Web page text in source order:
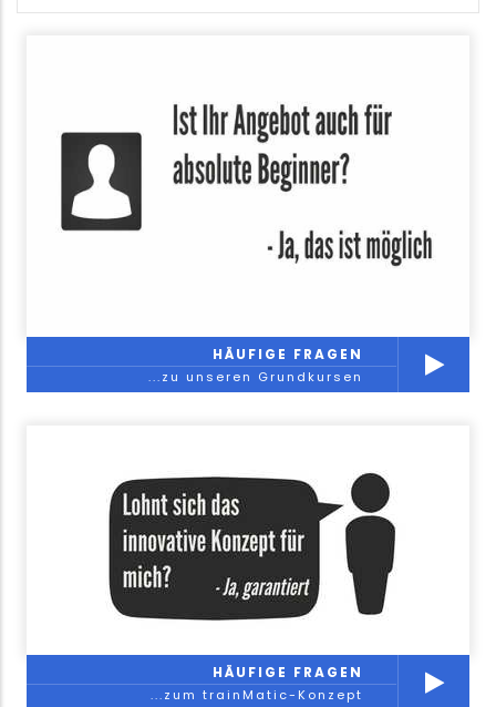
HÄUFIGE FRAGEN
...zu unseren Grundkursen
HÄUFIGE FRAGEN
...zum trainMatic-Konzept